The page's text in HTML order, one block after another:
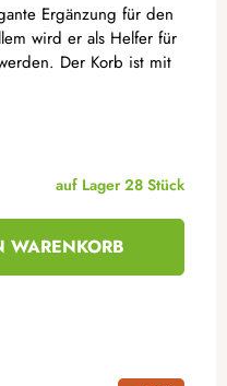
auf Lager 28 Stück
WARENKORB
Ergänzung für den
wird er als Helfer für
Der Korb ist mit